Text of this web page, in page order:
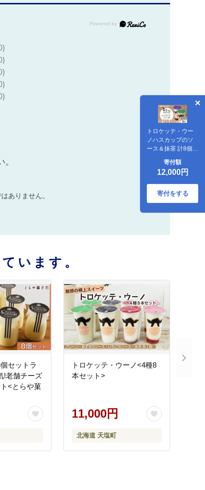
トロケッテ・ウー
ノハスカップのソ
ース＆抹茶 計8個
(宇野牧場) スイー
ツ お菓子 洋菓子 生
菓子 生乳
寄付額
12,000円
寄付をする
ありません。
います。
セットラ
!老舗チーズ
<とらや菓
トロケッテ・ウーノ<4種8
本セット>
11,000円
北海道 天塩町